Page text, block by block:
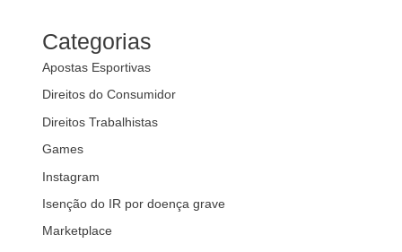
Categorias
Apostas Esportivas
Direitos do Consumidor
Direitos Trabalhistas
Games
Instagram
Isenção do IR por doença grave
Marketplace